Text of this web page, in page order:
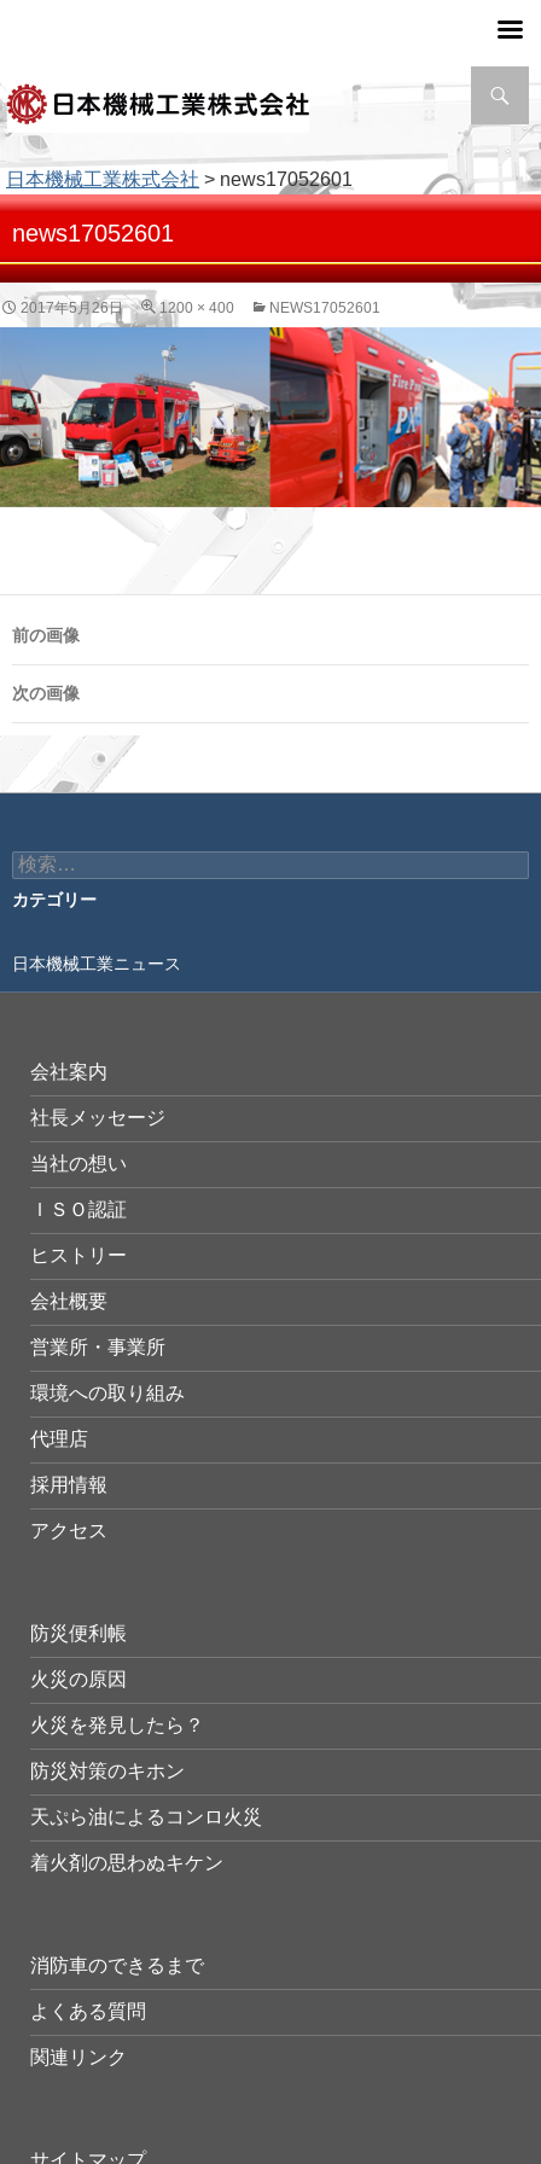
索
日本機械工業株式会社 > news17052601
news17052601
2017年5月26日 1200 × 400 NEWS17052601
前の画像
次の画像
検
索:
カテゴリー
日本機械工業ニュース
会社案内
社長メッセージ
当社の想い
ＩＳＯ認証
ヒストリー
会社概要
営業所・事業所
環境への取り組み
代理店
採用情報
アクセス
防災便利帳
火災の原因
火災を発見したら？
防災対策のキホン
天ぷら油によるコンロ火災
着火剤の思わぬキケン
消防車のできるまで
よくある質問
関連リンク